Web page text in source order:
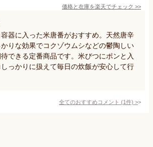
価格と在庫を楽天でチェック >>
器に入った米唐番がおすすめ。天然唐辛
りな効果でコクゾウムシなどの鬱陶しい
できる定番商品です。米びつにポンと入
っかりに扱えて毎日の炊飯が安心して行
全てのおすすめコメント (1件) >